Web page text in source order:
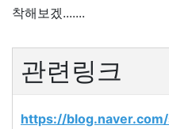
착해보겠.......
관련링크
https://